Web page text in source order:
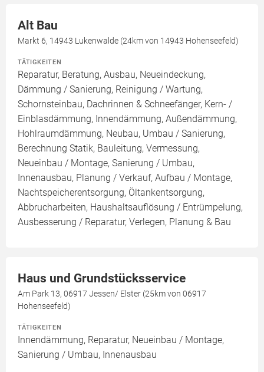
Alt Bau
Markt 6, 14943 Lukenwalde (24km von 14943 Hohenseefeld)
TÄTIGKEITEN
Reparatur, Beratung, Ausbau, Neueindeckung,
Dämmung / Sanierung, Reinigung / Wartung,
Schornsteinbau, Dachrinnen & Schneefänger, Kern- /
Einblasdämmung, Innendämmung, Außendämmung,
Hohlraumdämmung, Neubau, Umbau / Sanierung,
Berechnung Statik, Bauleitung, Vermessung,
Neueinbau / Montage, Sanierung / Umbau,
Innenausbau, Planung / Verkauf, Aufbau / Montage,
Nachtspeicherentsorgung, Öltankentsorgung,
Abbrucharbeiten, Haushaltsauflösung / Entrümpelung,
Ausbesserung / Reparatur, Verlegen, Planung & Bau
Haus und Grundstücksservice
Am Park 13, 06917 Jessen/ Elster (25km von 06917
Hohenseefeld)
TÄTIGKEITEN
Innendämmung, Reparatur, Neueinbau / Montage,
Sanierung / Umbau, Innenausbau